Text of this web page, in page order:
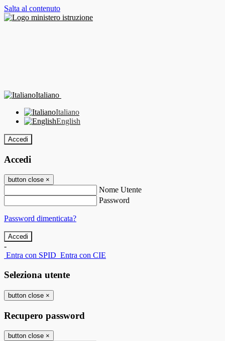
Salta al contenuto
Italiano
Italiano
English
Accedi
Accedi
button close ×
Nome Utente
Password
Password dimenticata?
-
Entra con SPID Entra con CIE
Seleziona utente
button close ×
Recupero password
button close ×